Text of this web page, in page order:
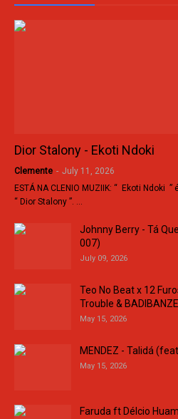
Dior Stalony - Ekoti Ndoki
Clemente - July 11, 2026
ESTÁ NA CLENIO MUZIIK: “ Ekoti Ndoki
“ Dior Stalony ”. …
Johnny Berry - Tá
007)
July 09, 2026
Teo No Beat x 12
Trouble &
May 15, 2026
MENDEZ - Talidá
May 15, 2026
Faruda ft Délcio